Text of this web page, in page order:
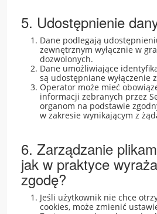
5. Udostępnienie
Dane podlegają
zewnętrznym wyłącznie w
dozwolonych.
Dane umożliwiające
są udostępniane wyłączenie
Operator może mieć
informacji zebranych przez
organom na podstawie
w zakresie wynikającym z
6. Zarządzanie
jak w praktyce
zgodę?
Jeśli użytkownik nie chce
cookies, może zmienić